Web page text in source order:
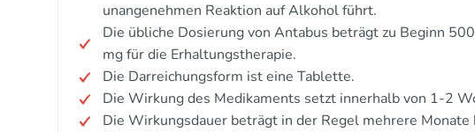
unangenehmen Reaktion auf Alkohol führt.
Die übliche Dosierung von Antabus beträgt zu Beginn
mg für die Erhaltungstherapie.
Die Darreichungsform ist eine Tablette.
Die Wirkung des Medikaments setzt innerhalb von 1-2
Die Wirkungsdauer beträgt in der Regel mehrere Monate